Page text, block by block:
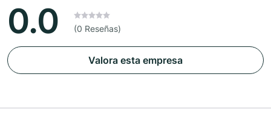
0.0 (0 Reseñas)
Valora esta empresa